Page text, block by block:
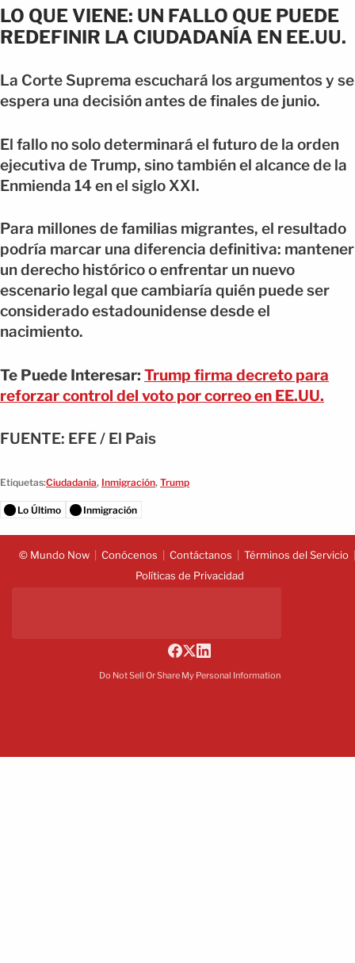
LO QUE VIENE: UN FALLO QUE PUEDE
REDEFINIR LA CIUDADANÍA EN EE.UU.
La Corte Suprema escuchará los argumentos y se
espera una decisión antes de finales de junio.
El fallo no solo determinará el futuro de la orden
ejecutiva de Trump, sino también el alcance de la
Enmienda 14 en el siglo XXI.
Para millones de familias migrantes, el resultado
podría marcar una diferencia definitiva: mantener
un derecho histórico o enfrentar un nuevo
escenario legal que cambiaría quién puede ser
considerado estadounidense desde el
nacimiento.
Te Puede Interesar: Trump firma decreto para
reforzar control del voto por correo en EE.UU.
FUENTE: EFE / El Pais
Etiquetas:Ciudadania, Inmigración, Trump
Lo Último Inmigración
© Mundo Now Conócenos Contáctanos
Términos del Servicio
Políticas de Privacidad
Do Not Sell Or Share My Personal Information